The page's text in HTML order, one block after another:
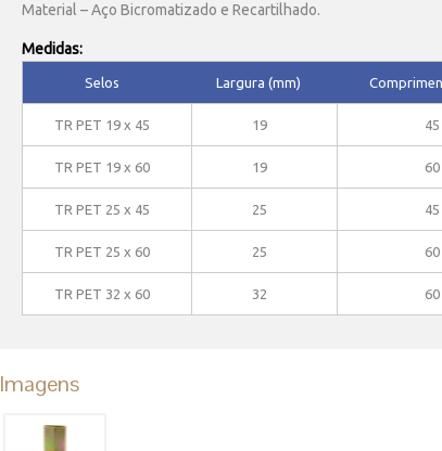
Material – Aço Bicromatizado e Recartilhado.
Medidas:
Selos Largura (mm)
TR PET 19 x 45 19 45
TR PET 19 x 60 19 60
TR PET 25 x 45 25 45
TR PET 25 x 60 25 60
TR PET 32 x 60 32 60
Imagens